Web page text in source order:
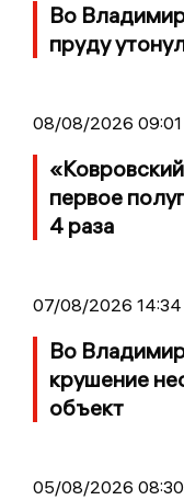
Во
пруду
08/08/2026 09:01
первое
4 раза
07/08/2026 14:34
Во
крушение
объект
05/08/2026 08:30